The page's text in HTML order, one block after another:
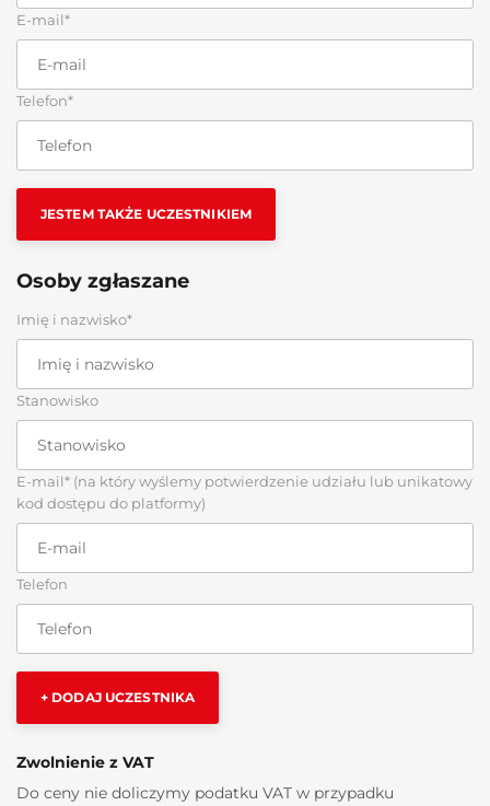
E-mail*
Telefon*
JESTEM TAKŻE UCZESTNIKIEM
Osoby zgłaszane
Imię i nazwisko*
Stanowisko
E-mail* (na który wyślemy potwierdzenie udziału lub unikatowy
kod dostępu do platformy)
Telefon
+ DODAJ UCZESTNIKA
Zwolnienie z VAT
Do ceny nie doliczymy podatku VAT w przypadku